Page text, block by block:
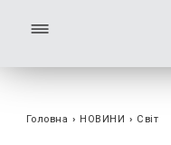
Головна › НОВИНИ › Світ